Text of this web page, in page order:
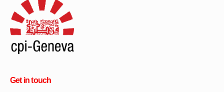
Get in touch